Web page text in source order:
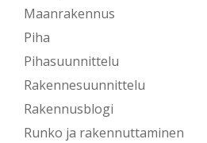
Maanrakennus
Piha
Pihasuunnittelu
Rakennesuunnittelu
Rakennusblogi
Runko ja rakennuttaminen